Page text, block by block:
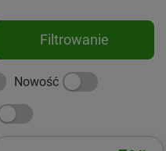
Filtrowanie
Nowość